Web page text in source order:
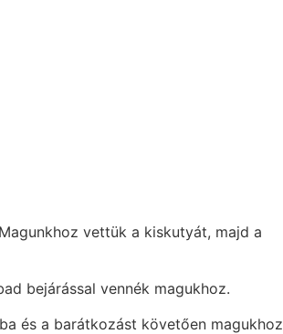
vettük a kiskutyát, majd a
bejárással vennék magukhoz.
és a barátkozást követően magukhoz